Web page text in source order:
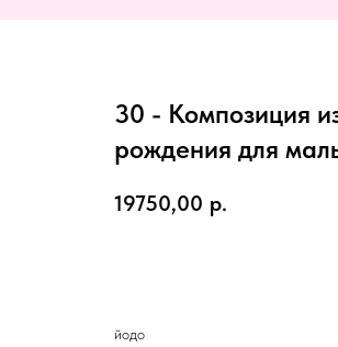
30 - Композиция
рождения для
19750,00 р.
йодо